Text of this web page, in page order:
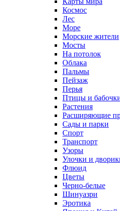
Космос
Лес
Море
Морские жители
Мосты
На потолок
Облака
Пальмы
Пейзаж
Перья
Птицы и
Растения
Расширяющие
Сады и парки
Спорт
Транспорт
Узоры
Улочки и
Флюид
Цветы
Черно-белые
Шинуазри
Эротика